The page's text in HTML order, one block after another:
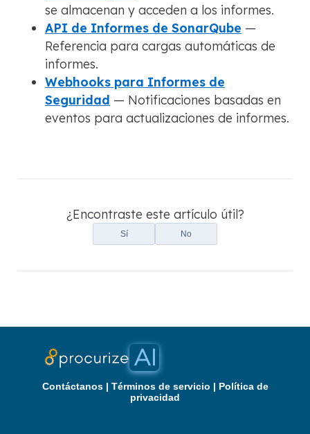
se almacenan y acceden a los informes.
API de Informes de SonarQube —
Referencia para cargas automáticas de
informes.
Webhooks para Informes de
Seguridad — Notificaciones basadas en
eventos para actualizaciones de informes.
¿Encontraste este artículo útil?
Sí No
Contáctanos| Términos de servicio | Política de
privacidad